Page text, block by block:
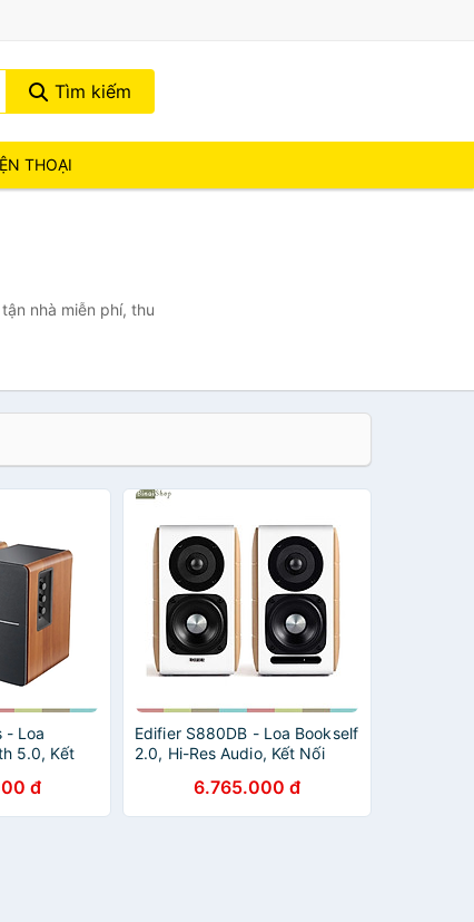
Tìm kiếm
THOẠI
nhà miễn phí, thu
- Loa
5.0, Kết
Sub Out,
Khiển
đ
Edifier S880DB - Loa Bookself
2.0, Hi-Res Audio, Kết Nối
5.0/AUX/Coaxial/Optical,
Công Suất 88W, Điều Khiển
6.765.000 đ